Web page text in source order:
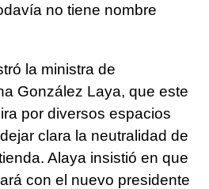
no tiene nombre
la ministra de
González Laya, que este
por diversos espacios
clara la neutralidad de
Alaya insistió en que
con el nuevo presidente